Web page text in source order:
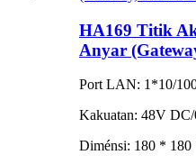
HA169 Titik
Anyar
Port LAN: 1*10/
Kakuatan: 48V
Diménsi: 180 * 180